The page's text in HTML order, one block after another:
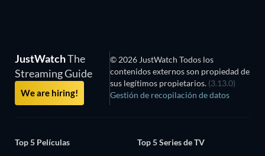
JustWatchThe
Streaming Guide
We are hiring!
© 2026 JustWatch Todos los
contenidos externos son propiedad de
sus legítimos propietarios. (3.13.0)
Gestión de recopilación de datos
Top 5 Películas
Top 5 Series de TV